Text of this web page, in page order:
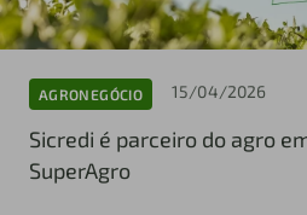
AGRONEGÓCIO 15/04/2026
Sicredi é parceiro do agro
SuperAgro